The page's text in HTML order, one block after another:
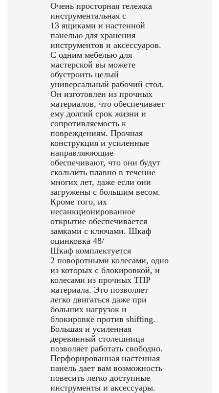
Очень просторная тележка
инструментальная с
13 ящиками и настенной
панелью для хранения
инструментов и аксессуаров.
С одним мебелью для
мастерской вы можете
обустроить целый
универсальный рабочий стол.
Он изготовлен из прочных
материалов, что обеспечивает
ему долгий срок жизни и
сопротивляемость к
повреждениям. Прочная
конструкция и усиленные
направляюющие
обеспечивают, что они будут
скользить плавно в течение
многих лет, даже если они
загружены с большим весом.
Кроме того, их
несанкционированное
открытие обеспечивается
замками с ключами. Шкаф
оцинковка 48/
Шкаф комплектуется
2 поворотными колесами, одно
из которых с блокировкой, и
колесами из прочных TПР
материала. Это позволяет
легко двигаться даже при
больших нагрузок и
блокировке против shifting.
Большая и усиленная
деревянный столешница
позволяет работать свободно.
Перфорированная настенная
панель дает вам возможность
повесить легко доступные
инструменты и аксессуары.